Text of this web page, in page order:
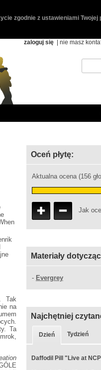
zgodnie z ustawieniami Twojej
zaloguj się | nie masz
Tak
na
Ta
Oceń płytę:
Aktualna ocena (156
Jak
Materiały
- Evergrey
Najchętniej
Dzień Tydzień
Daffodil Pill "Live at